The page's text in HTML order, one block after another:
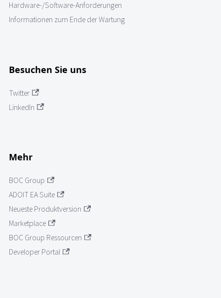
Hardware-/Software-Anforderungen
Informationen zum Ende der Wartung
Besuchen Sie uns
Twitter
LinkedIn
Mehr
BOC Group
ADOIT EA Suite
Neueste Produktversion
Marketplace
BOC Group Ressourcen
Developer Portal